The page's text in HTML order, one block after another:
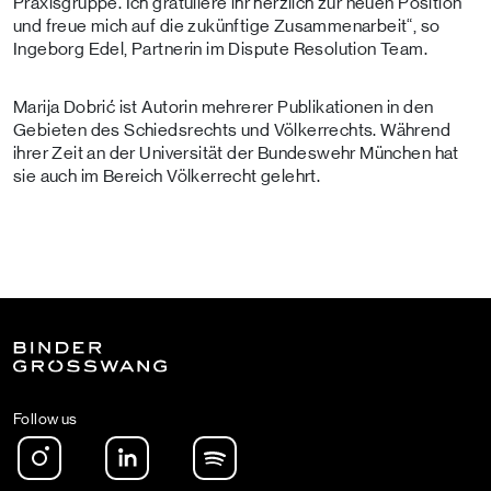
und freue mich auf die zukünftige Zusammenarbeit“, so
Ingeborg Edel, Partnerin im Dispute Resolution Team.
Marija Dobrić ist Autorin mehrerer Publikationen in den
Gebieten des Schiedsrechts und Völkerrechts. Während
ihrer Zeit an der Universität der Bundeswehr München hat
sie auch im Bereich Völkerrecht gelehrt.
Follow us
Instagram LinkedIn